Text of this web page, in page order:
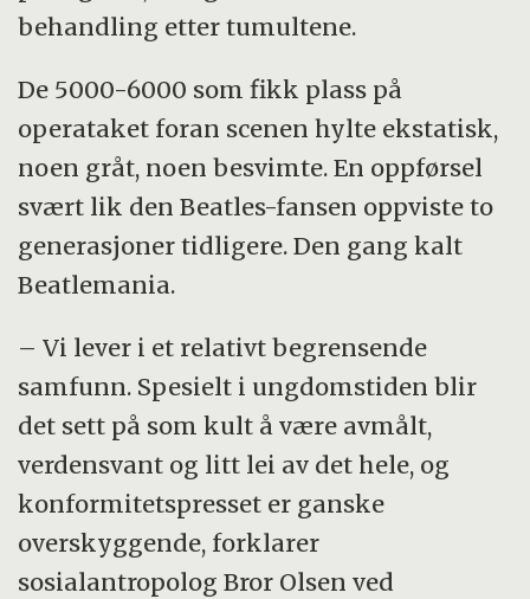
behandling etter tumultene.
De 5000-6000 som fikk plass på
operataket foran scenen hylte ekstatisk,
noen gråt, noen besvimte. En oppførsel
svært lik den Beatles-fansen oppviste to
generasjoner tidligere. Den gang kalt
Beatlemania.
– Vi lever i et relativt begrensende
samfunn. Spesielt i ungdomstiden blir
det sett på som kult å være avmålt,
verdensvant og litt lei av det hele, og
konformitetspresset er ganske
overskyggende, forklarer
sosialantropolog Bror Olsen ved